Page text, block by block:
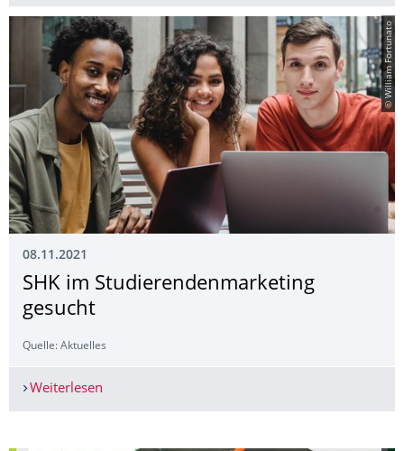
© William Fortunato
08.11.2021
SHK im Studierendenmarke­ting
gesucht
Quelle: Aktuelles
Weiterlesen